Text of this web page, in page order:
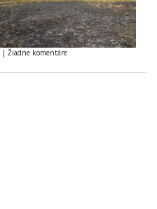
| Žiadne komentáre